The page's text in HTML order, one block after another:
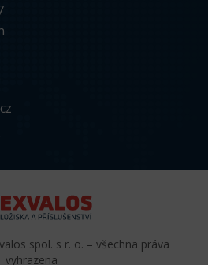
spol. s r. o. – všechna práva
vyhrazena